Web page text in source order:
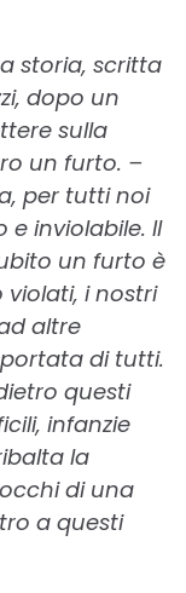
storia, scritta
dopo un
sulla
un furto. –
per tutti noi
e inviolabile. Il
un furto è
i nostri
altre
di tutti.
questi
infanzie
la
di una
a questi